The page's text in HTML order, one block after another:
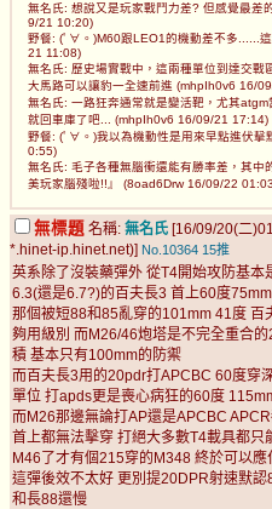
無名氏: 想說又是玩家戰鬥力差? 但感覺最
9/21 10:20)
野餐: (ﾟ∀。)M60跟LEO1的機動差不多......
21 11:08)
無名氏: 歷史場實戰中，這兩種單位到達交戰
大馬路可以讓豹一全速前進 (mhpIh0v6 16/
無名氏: 一路狂奔通常就是變活靶，尤其
就回車庫了吧... (mhpIh0v6 16/09/21 17:14)
野餐: (ﾟ∀。)我以為機動性是用來早點進伏
0:55)
無名氏: 毛子各種無腦衝還能有勝率差，其中
美玩家腦殘啦!!』 (8oad6Drw 16/09/22
無標題 名稱: 無名氏 [16/09/20(二
*.hinet-ip.hinet.net)] No.10364 15推
英系除了沒裝藥彈外 從T4開始攻防基本
6.3(還是6.7?)的百夫長3 首上60度
那個被短88和85亂穿的101mm 41度
夠用級別 而M26/46炮塔是不完全重合
積 基本只有100mm的防禦
而百夫長3用的20pdr打APCBC 60度穿
單位 打apds更是喪心病狂的60度
而M26那邊無論打AP還是APCBC
首上都無法擊穿 打絕大多數T4載具都只
M46了才有個215穿的M348 終於可以
這彈後效不太好 更別提20DPR射速默
和長88還慢